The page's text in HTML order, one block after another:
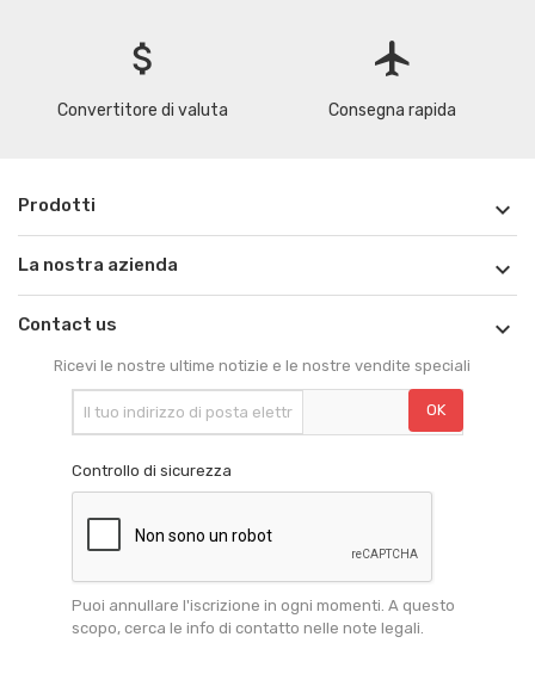
attach_money
Convertitore di valuta
flight
Consegna rapida
Prodotti 
La nostra azienda 
Contact us 
Ricevi le nostre ultime notizie e le nostre vendite speciali
Controllo di sicurezza
Puoi annullare l'iscrizione in ogni momenti. A questo
scopo, cerca le info di contatto nelle note legali.